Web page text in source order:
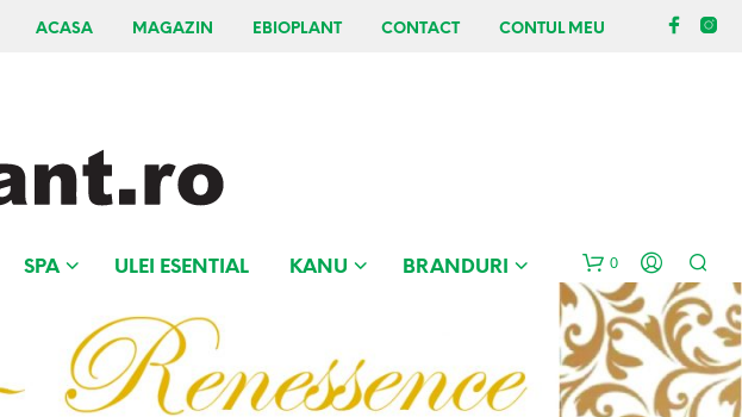
ACASA MAGAZIN EBIOPLANT CONTACT CONTUL MEU
SPA ULEI ESENTIAL KANU BRANDURI 0